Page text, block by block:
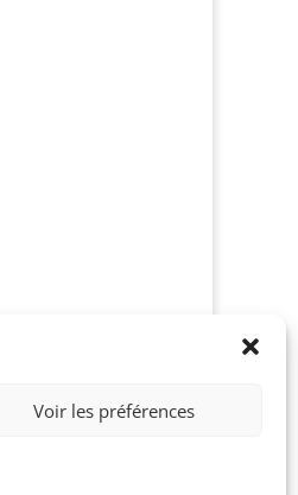
Voir les préférences